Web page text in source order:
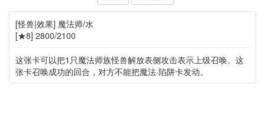
[怪兽|效果] 魔法师/水
[★8] 2800/2100
这张卡可以把1只魔法师族怪兽解放表侧攻击表示上级召唤。这
张卡召唤成功的回合，对方不能把魔法·陷阱卡发动。